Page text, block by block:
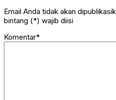
Email Anda tidak akan
bintang (*) wajib diisi
Komentar*